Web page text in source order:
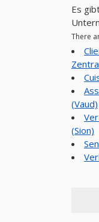
Es
There
(Vaud)
(Sion)